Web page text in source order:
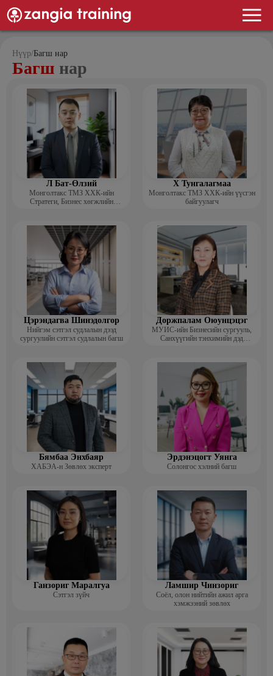
Нүүр/Багш нар
Багш нар
Л Бат-Өлзий
Монголтакс ТМЗ ХХК-ийн
Стратеги, Бизнес хөгжлийн
Х Тунгалагмаа
Монголтакс ТМЗ ХХК-ийн үүсгэн
байгуулагч
Цэрэндагва Шинэдолгор
Нийгэм сэтгэл судлалын дээд
сургуулийн сэтгэл судлалын багш
Доржпалам Оюунцэцэг
МУИС-ийн Бизнесийн сургууль,
Санхүүгийн тэнхимийн дэд
Бямбаа Энхбаяр
ХАБЭА-н Зөвлөх эксперт
Эрдэнэцогт Уянга
Солонгос хэлний багш
Ганзориг Маралгуа
Сэтгэл зүйч
Ламшир Чинзориг
Соёл, олон нийтийн ажил арга
хэмжээний зөвлөх